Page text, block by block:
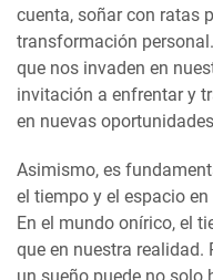
cuenta, soñar con ratas
transformación
que nos invaden en
invitación a enfrentar y
en nuevas
Asimismo, es
el tiempo y el espacio
En el mundo onírico, el
que en nuestra realidad.